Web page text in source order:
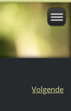
Volgende